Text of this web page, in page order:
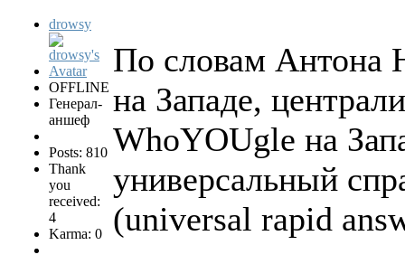
drowsy
OFFLINE
Генерал-
аншеф
Posts: 810
Thank
you
received:
4
Karma: 0
По словам Антона
на Западе,
WhoYOUgle на
универсальный
(universal rapid